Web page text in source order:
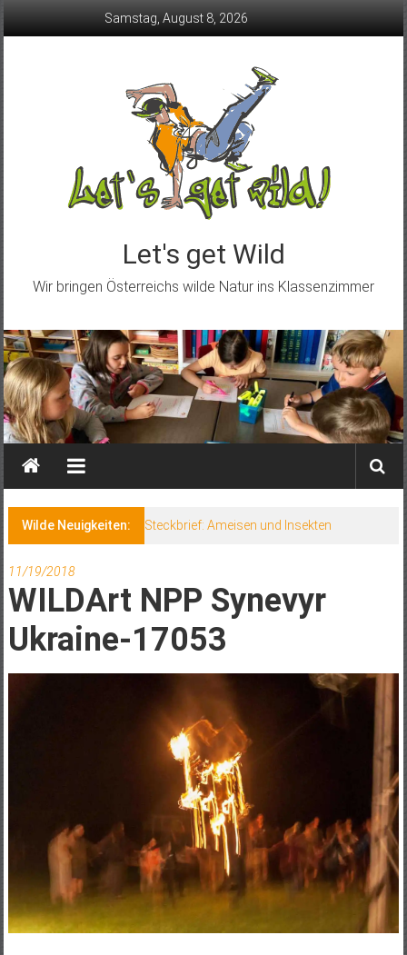
Samstag, August 8, 2026
Let's get Wild
Wir bringen Österreichs wilde Natur ins Klassenzimmer
Wilde Neuigkeiten: Steckbrief: Ameisen und Insekten
11/19/2018
WILDArt NPP Synevyr
Ukraine-17053